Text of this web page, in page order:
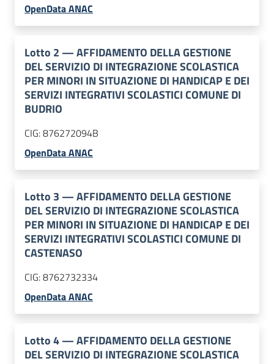
OpenData ANAC
Lotto 2 —AFFIDAMENTO DELLA GESTIONE
DEL SERVIZIO DI INTEGRAZIONE SCOLASTICA
PER MINORI IN SITUAZIONE DI HANDICAP E DEI
SERVIZI INTEGRATIVI SCOLASTICI COMUNE DI
BUDRIO
CIG:876272094B
OpenData ANAC
Lotto 3 —AFFIDAMENTO DELLA GESTIONE
DEL SERVIZIO DI INTEGRAZIONE SCOLASTICA
PER MINORI IN SITUAZIONE DI HANDICAP E DEI
SERVIZI INTEGRATIVI SCOLASTICI COMUNE DI
CASTENASO
CIG:8762732334
OpenData ANAC
Lotto4—AFFIDAMENTO DELLA GESTIONE
DEL SERVIZIO DI INTEGRAZIONE SCOLASTICA